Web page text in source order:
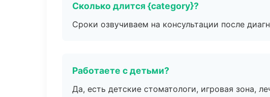
Сколько длится {category}?
Сроки озвучиваем на консультации после
Работаете с детьми?
Да, есть детские стоматологи, игровая зона,